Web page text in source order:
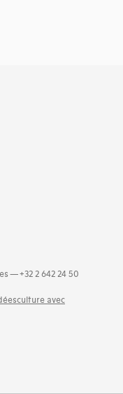
— +32 2 642 24 50
avec